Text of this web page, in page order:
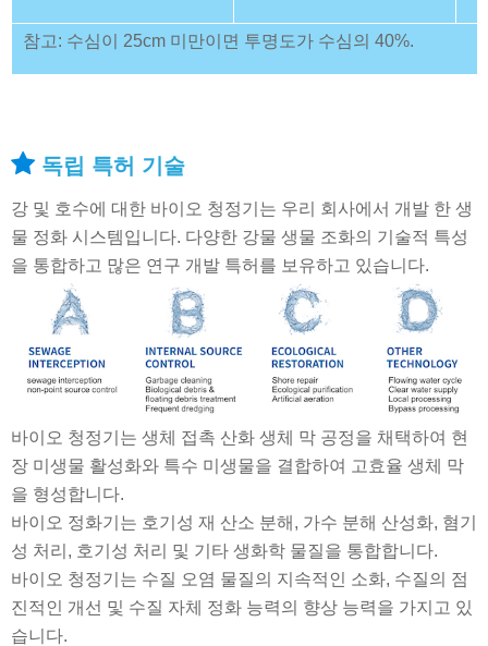
참고: 수심이 25cm 미만이면 투명도가 수심의 40%.
독립 특허 기술
강 및 호수에 대한 바이오 청정기는 우리 회사에서 개발 한 생
물 정화 시스템입니다. 다양한 강물 생물 조화의 기술적 특성
을 통합하고 많은 연구 개발 특허를 보유하고 있습니다.
바이오 청정기는 생체 접촉 산화 생체 막 공정을 채택하여 현
장 미생물 활성화와 특수 미생물을 결합하여 고효율 생체 막
을 형성합니다.
바이오 정화기는 호기성 재 산소 분해, 가수 분해 산성화, 혐기
성 처리, 호기성 처리 및 기타 생화학 물질을 통합합니다.
바이오 청정기는 수질 오염 물질의 지속적인 소화, 수질의 점
진적인 개선 및 수질 자체 정화 능력의 향상 능력을 가지고 있
습니다.